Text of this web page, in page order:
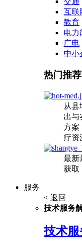
互联
教育
电力
广电
中小
热门推荐
从县
出与
方案
疗资
最新
获取
服务
< 返回
技术服务
技术